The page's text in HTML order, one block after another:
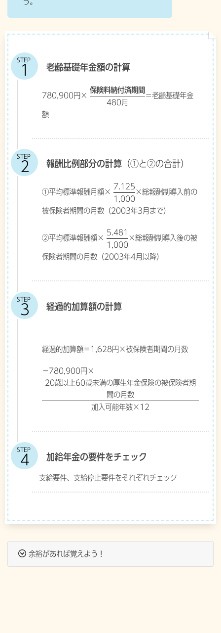
う。
STEP
老齢基礎年金額の計算
780,900円×
保険料納付済期間
480月
＝老齢基礎年金
額
STEP
報酬比例部分の計算（①と②の合計）
①平均標準報酬月額×
7.125
1,000
×総報酬制導入前の
被保険者期間の月数（2003年3月まで）
②平均標準報酬額×
5.481
1,000
×総報酬制導入後の被
保険者期間の月数（2003年4月以降）
STEP
経過的加算額の計算
経過的加算額＝1,628円×被保険者期間の月数
−780,900円×
20歳以上60歳未満の厚生年金保険の被保険者期
間の月数
加入可能年数×12
STEP
加給年金の要件をチェック
支給要件、支給停止要件をそれぞれチェック
余裕があれば覚えよう！